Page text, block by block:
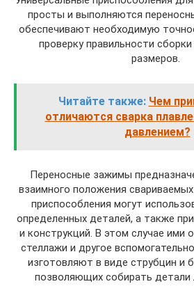
просты и выполняются
обеспечивают необходимую
проверку правильности
размеров.
Читайте также: Чем
отличаются сварка
давлением?
Переносные зажимы
взаимного положения
приспособления могут
определенных деталей, а также
и конструкций. В этом случае ими
стеллажи и другое
изготовляют в виде струбцин и
позволяющих собирать детали